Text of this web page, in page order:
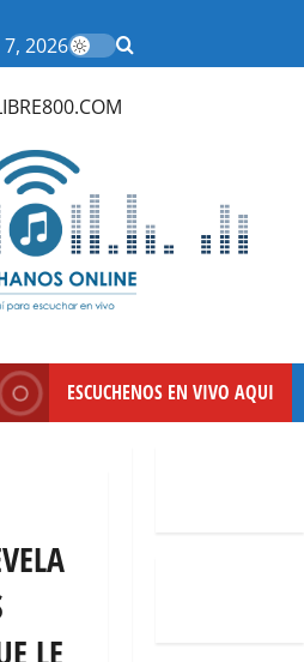
2026
ESCUCHENOS EN VIVO AQUI
LE